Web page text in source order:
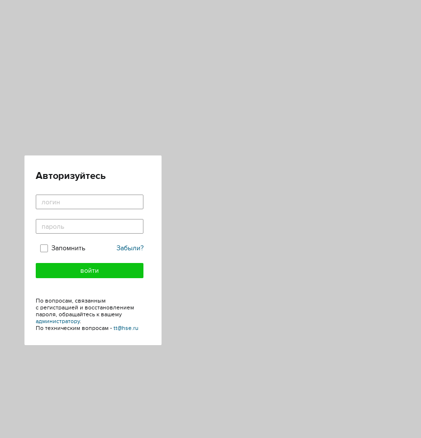
Авторизуйтесь
Забыли?
Запомнить
По вопросам, связанным
с регистрацией и восстановлением
пароля, обращайтесь к вашему
администратору.
По техническим вопросам - tt@hse.ru